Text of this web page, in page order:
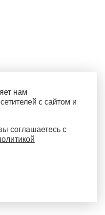
нам
с сайтом и
соглашаетесь с